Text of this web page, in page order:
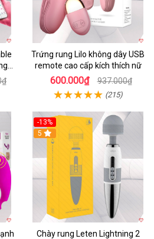
Trứng rung Lilo không dây USB
remote cao cấp kích thích nữ
600.000₫ 937.000₫
(215)
-13%
5
Chày rung Leten Lightning 2